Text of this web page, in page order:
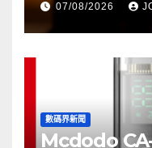
07/08/2026
數碼界新聞
Mcdodo